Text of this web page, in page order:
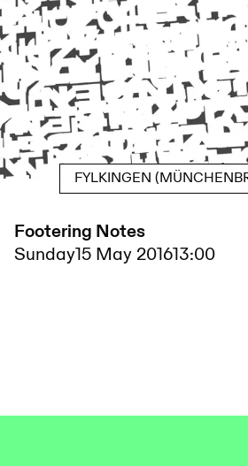
FYLKINGEN
Footering Notes
Sunday15 May 201613:00